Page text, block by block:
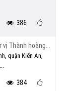
386
Thành hoàng...
quận Kiến An,
384